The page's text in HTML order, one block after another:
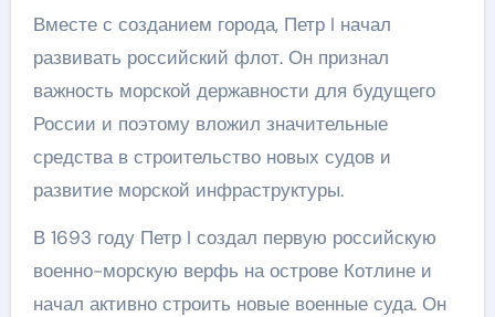
Вместе с созданием города, Петр I начал
развивать российский флот. Он признал
важность морской державности для будущего
России и поэтому вложил значительные
средства в строительство новых судов и
развитие морской инфраструктуры.
В 1693 году Петр I создал первую российскую
военно-морскую верфь на острове Котлине и
начал активно строить новые военные суда. Он